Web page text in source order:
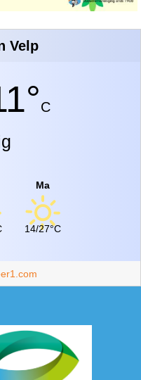
Velp
C
Ma
14/27°C